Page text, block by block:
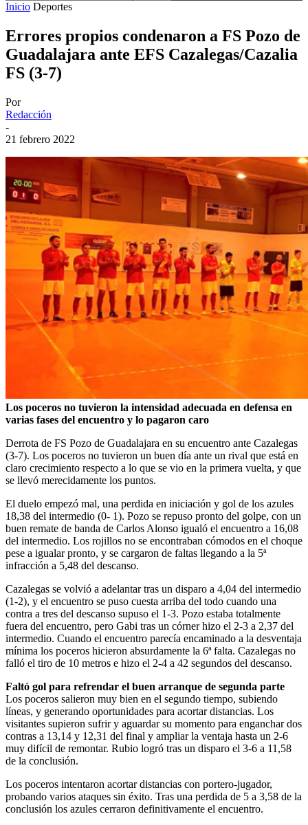
Inicio Deportes
Errores propios condenaron a FS Pozo de
Guadalajara ante EFS Cazalegas/Cazalia
FS (3-7)
Por
Redacción
-
21 febrero 2022
Los poceros no tuvieron la intensidad adecuada en defensa en
varias fases del encuentro y lo pagaron caro
Derrota de FS Pozo de Guadalajara en su encuentro ante Cazalegas
(3-7). Los poceros no tuvieron un buen día ante un rival que está en
claro crecimiento respecto a lo que se vio en la primera vuelta, y que
se llevó merecidamente los puntos.
El duelo empezó mal, una perdida en iniciación y gol de los azules
18,38 del intermedio (0- 1). Pozo se repuso pronto del golpe, con un
buen remate de banda de Carlos Alonso igualó el encuentro a 16,08
del intermedio. Los rojillos no se encontraban cómodos en el choque
pese a igualar pronto, y se cargaron de faltas llegando a la 5ª
infracción a 5,48 del descanso.
Cazalegas se volvió a adelantar tras un disparo a 4,04 del intermedio
(1-2), y el encuentro se puso cuesta arriba del todo cuando una
contra a tres del descanso supuso el 1-3. Pozo estaba totalmente
fuera del encuentro, pero Gabi tras un córner hizo el 2-3 a 2,37 del
intermedio. Cuando el encuentro parecía encaminado a la desventaja
mínima los poceros hicieron absurdamente la 6ª falta. Cazalegas no
falló el tiro de 10 metros e hizo el 2-4 a 42 segundos del descanso.
Faltó gol para refrendar el buen arranque de segunda parte
Los poceros salieron muy bien en el segundo tiempo, subiendo
líneas, y generando oportunidades para acortar distancias. Los
visitantes supieron sufrir y aguardar su momento para enganchar dos
contras a 13,14 y 12,31 del final y ampliar la ventaja hasta un 2-6
muy difícil de remontar. Rubio logró tras un disparo el 3-6 a 11,58
de la conclusión.
Los poceros intentaron acortar distancias con portero-jugador,
probando varios ataques sin éxito. Tras una perdida de 5 a 3,58 de la
conclusión los azules cerraron definitivamente el encuentro.